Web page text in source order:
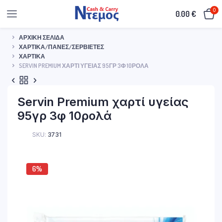
0.00€ 0
ΑΡΧΙΚΉ ΣΕΛΊΔΑ
ΧΑΡΤΙΚΆ/ΠΆΝΕΣ/ΣΕΡΒΙΈΤΕΣ
ΧΑΡΤΙΚΆ
SERVIN PREMIUM ΧΑΡΤΊ ΥΓΕΊΑΣ 95ΓΡ 3Φ 10ΡΟΛΆ
Servin Premium χαρτί υγείας
95γρ 3φ 10ρολά
SKU: 3731
6%